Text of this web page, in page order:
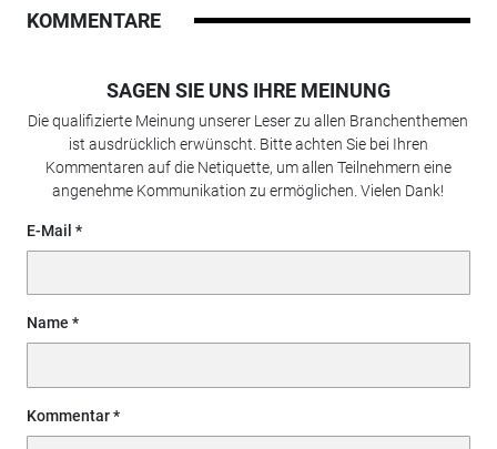
KOMMENTARE
SAGEN SIE UNS IHRE MEINUNG
Die qualifizierte Meinung unserer Leser zu allen Branchenthemen
ist ausdrücklich erwünscht. Bitte achten Sie bei Ihren
Kommentaren auf die Netiquette, um allen Teilnehmern eine
angenehme Kommunikation zu ermöglichen. Vielen Dank!
E-Mail
Name
Kommentar